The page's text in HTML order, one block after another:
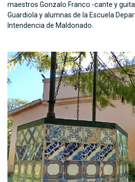
maestros Gonzalo Franco -cante y
Guardiola y alumnas de la Escuela
Intendencia de Maldonado.